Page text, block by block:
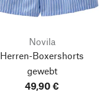
Novila
Herren-Boxershorts
gewebt
49,90 €